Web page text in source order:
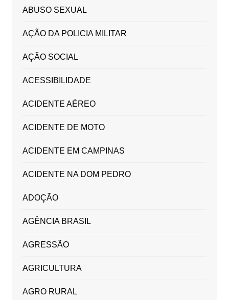
ABUSO SEXUAL
AÇÃO DA POLICIA MILITAR
AÇÃO SOCIAL
ACESSIBILIDADE
ACIDENTE AÉREO
ACIDENTE DE MOTO
ACIDENTE EM CAMPINAS
ACIDENTE NA DOM PEDRO
ADOÇÃO
AGÊNCIA BRASIL
AGRESSÃO
AGRICULTURA
AGRO RURAL